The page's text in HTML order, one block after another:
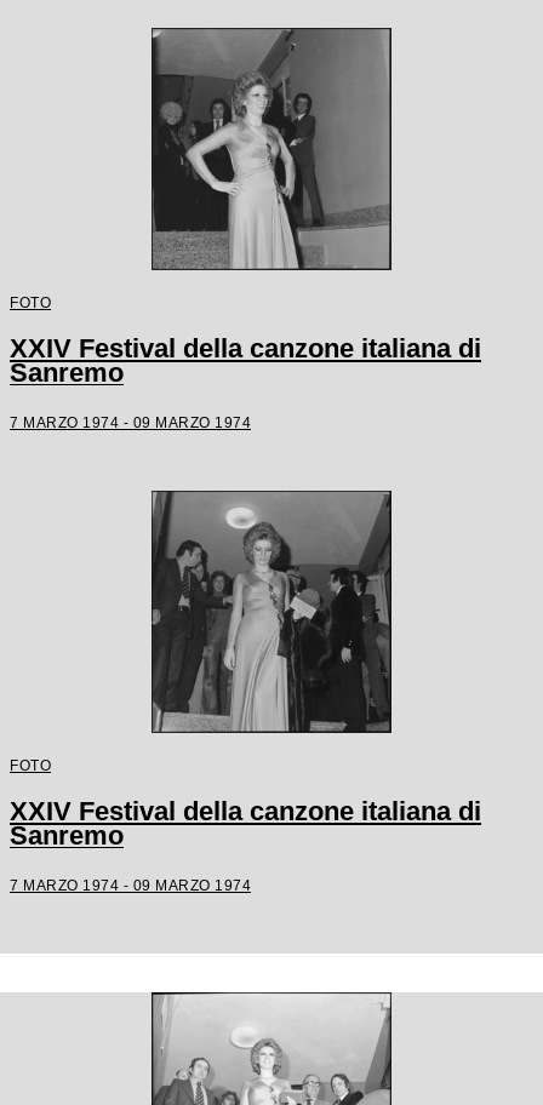
FOTO
XXIV Festival della canzone italiana di
Sanremo
7 MARZO 1974 - 09 MARZO 1974
FOTO
XXIV Festival della canzone italiana di
Sanremo
7 MARZO 1974 - 09 MARZO 1974